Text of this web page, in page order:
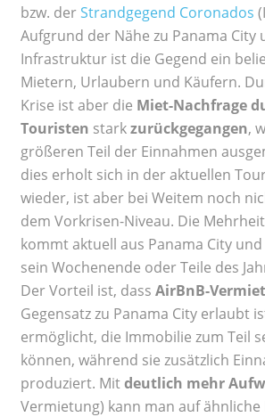
bzw. derStrandgegend Coronados
Aufgrund der Nähe zu Panama City
Infrastruktur ist die Gegend ein
Mietern, Urlaubern und Käufern.
Krise ist aber die Miet-Nachfrage
Touristen starkzurückgegangen,
größeren Teil der Einnahmen
dies erholt sich in der aktuellen
wieder, ist aber bei Weitem noch
dem Vorkrisen-Niveau. Die
kommt aktuell aus Panama City
sein Wochenende oder Teile des
Der Vorteil ist, dass AirBnB-
Gegensatz zu Panama City erlaubt
ermöglicht, die Immobilie zum Teil
können, während sie zusätzlich
produziert. Mitdeutlich mehr
Vermietung) kann man auf